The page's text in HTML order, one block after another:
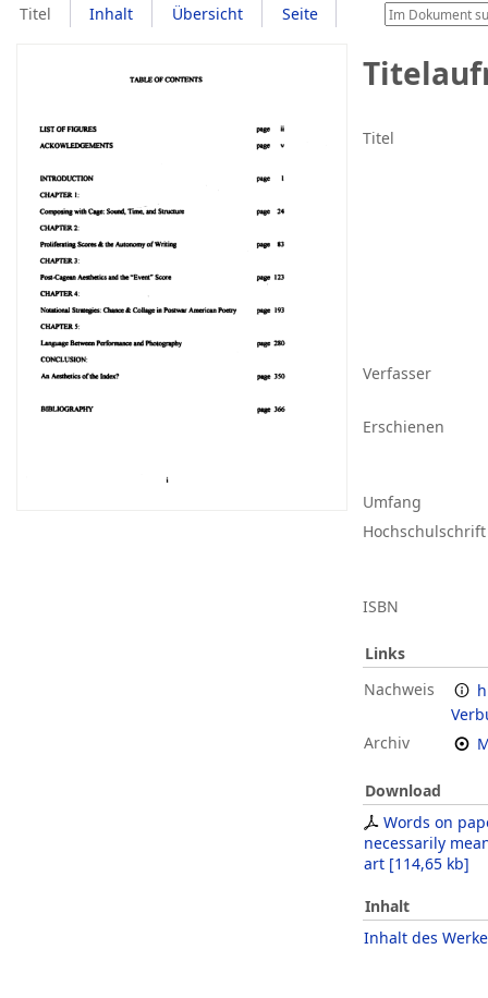
Titel Inhalt Übersicht Seite
Titel
Verfasser
Erschienen
Umfang
Hochschulschrift
ISBN
Links
Nachweis
Archiv
Download
Words on
necessarily
art [114,65 kb]
Inhalt
Inhalt des